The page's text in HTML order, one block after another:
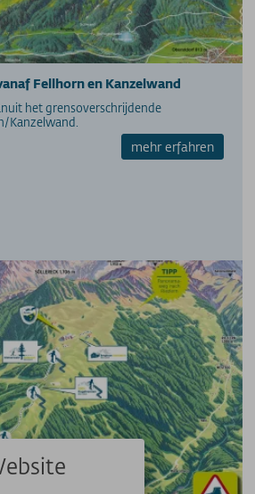
Fellhorn en Kanzelwand
het grensoverschrijdende
Kanzelwand.
mehr erfahren